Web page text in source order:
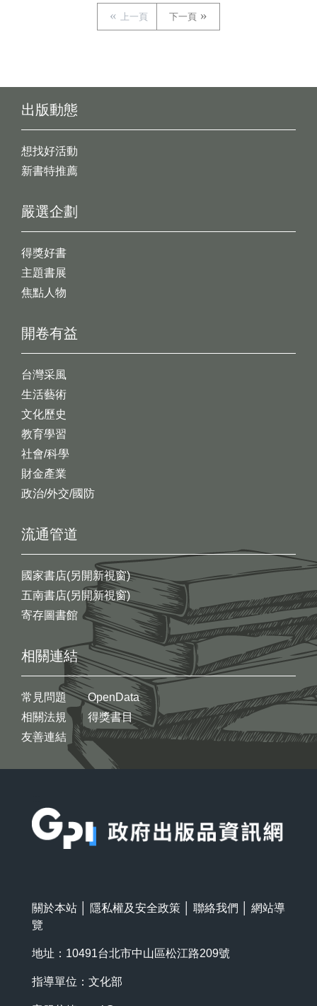
上一頁 下一頁
出版動態
想找好活動
新書特推薦
開卷有益
台灣采風
生活藝術
文化歷史
教育學習
社會/科學
財金產業
政治/外交/國防
嚴選企劃
得獎好書
主題書展
焦點人物
流通管道
國家書店(另開新視窗)
五南書店(另開新視窗)
寄存圖書館
相關連結
常見問題
相關法規
友善連結
OpenData
得獎書目
關於本站 隱私權及安全政策 聯絡我們
網站導
覽
地址：10491台北市中山區松江路209號
指導單位：文化部